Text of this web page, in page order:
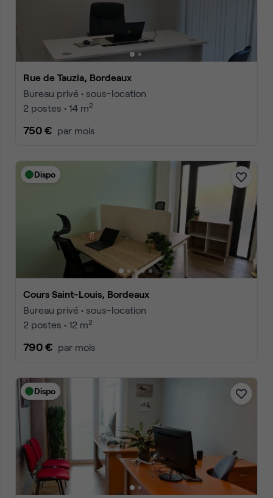
Rue de Tauzia, Bordeaux
Bureau privé • sous-location
2 postes • 14 m2
750 € par mois
Dispo
Cours Saint-Louis, Bordeaux
Bureau privé • sous-location
2 postes • 12 m2
790 € par mois
Dispo